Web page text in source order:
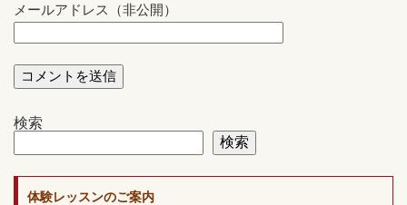
メールアドレス（非公開）
検索
検索
体験レッスンのご案内